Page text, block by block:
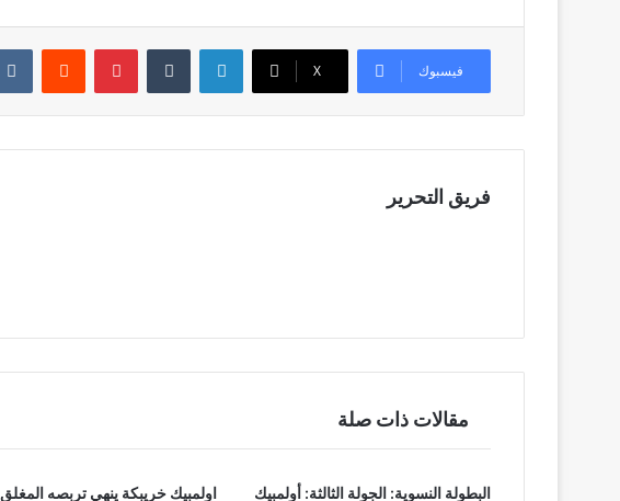
c
e
b
o
o
k
itt
er
t
فيسبوك X
لينكدإن بينتيريست
فريق التحرير
مقالات ذات صلة
اولمبيك خريبكة ينهي تربصه المغلق البطولة النسوية: الجولة الثالثة: أولمبيك